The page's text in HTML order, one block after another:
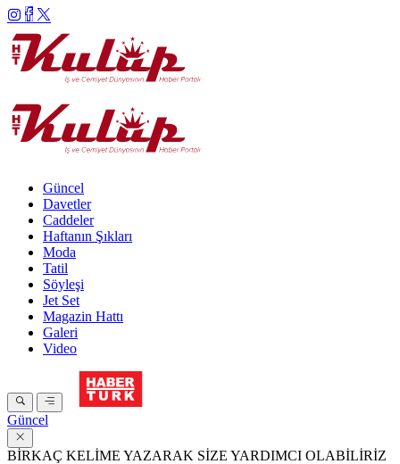
Güncel
Davetler
Caddeler
Haftanın Şıkları
Moda
Tatil
Söyleşi
Jet Set
Magazin Hattı
Galeri
Video
Güncel
BİRKAÇ KELİME YAZARAK SİZE YARDIMCI OLABİLİRİZ